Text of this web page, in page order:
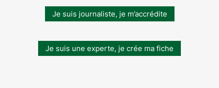
Je suis journaliste, je m’accrédite
Je suis une experte, je crée ma fiche